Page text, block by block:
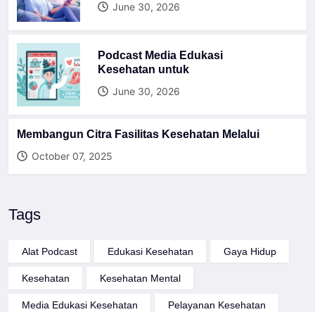
June 30, 2026
Podcast Media Edukasi
Kesehatan untuk
June 30, 2026
Membangun Citra Fasilitas Kesehatan Melalui
October 07, 2025
Tags
Alat Podcast Edukasi Kesehatan Gaya Hidup
Kesehatan Kesehatan Mental
Media Edukasi Kesehatan Pelayanan Kesehatan